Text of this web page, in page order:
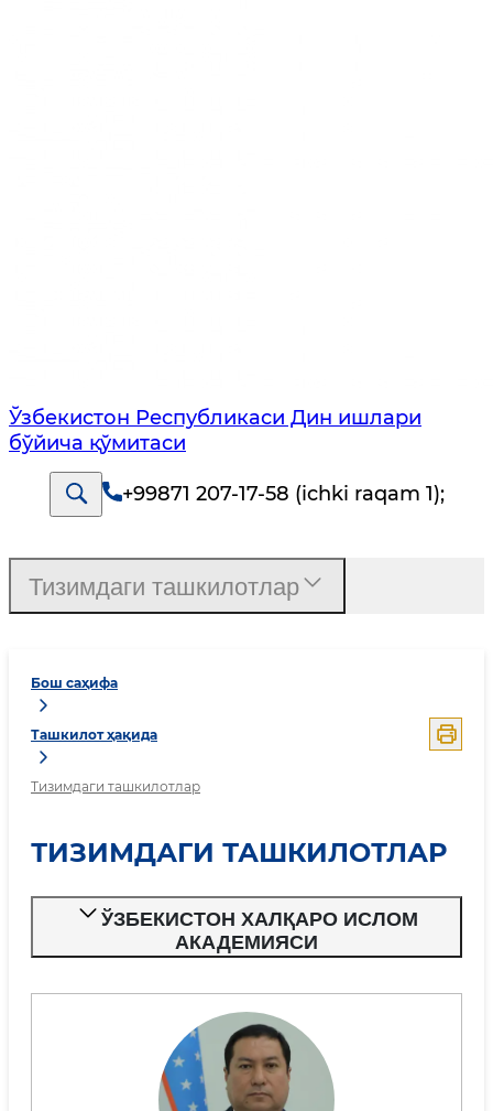
Ўзбекистон Республикаси Дин ишлари
бўйича қўмитаси
+99871 207-17-58 (ichki raqam 1);
Бош саҳифа
Ташкилот ҳақида
Тизимдаги ташкилотлар
ТИЗИМДАГИ ТАШКИЛОТЛАР
ЎЗБЕКИСТОН ХАЛҚАРО ИСЛОМ
АКАДЕМИЯСИ
Тизимдаги ташкилотлар